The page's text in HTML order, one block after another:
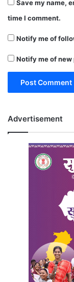
Save my name,
time I comment.
Notify me of
Notify me of new
Advertisement